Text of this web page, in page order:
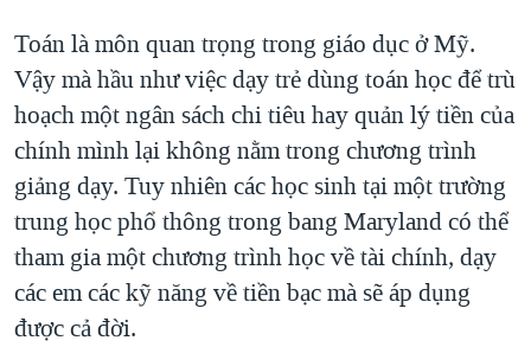
GIÁO DỤC
CHI PHÍ CHIẾN TRANH AFGHANISTAN
CÁC GIÁ TRỊ CỘNG HÒA Ở VIỆT NAM
THƯỢNG ĐỈNH TRUMP-KIM TẠI VIỆT NAM
TRỊNH VĨNH BÌNH VS. CHÍNH PHỦ VIỆT NAM
NGƯ DÂN VIỆT VÀ LÀN SÓNG TRỘM HẢI SÂM
BÊN KIA QUỐC LỘ: TIẾNG VỌNG TỪ NÔNG THÔN MỸ
QUAN HỆ VIỆT MỸ
Toán là môn quan trọng trong giáo dục ở Mỹ.
Vậy mà hầu như việc dạy trẻ dùng toán học để trù
hoạch một ngân sách chi tiêu hay quản lý tiền của
chính mình lại không nằm trong chương trình
giảng dạy. Tuy nhiên các học sinh tại một trường
trung học phổ thông trong bang Maryland có thể
tham gia một chương trình học về tài chính, dạy
các em các kỹ năng về tiền bạc mà sẽ áp dụng
được cả đời.